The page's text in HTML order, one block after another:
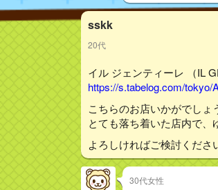
sskk
20代
イル ジェンティーレ （IL
https://s.tabelog.com/tokyo/
こちらのお店いかがでしょ
とても落ち着いた店内で
よろしければご検討くださ
30代女性